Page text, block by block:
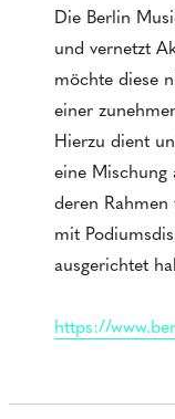
Die Berlin
und vernetzt
möchte diese
einer
Hierzu dient
eine Mischung
deren
mit
ausgerichtet
https://